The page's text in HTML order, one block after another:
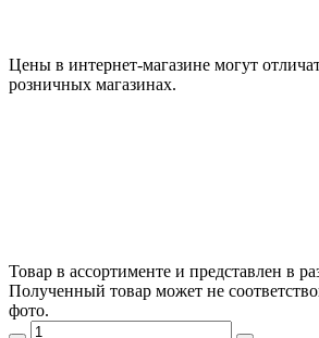
Цены в интернет-магазине могут
розничных магазинах.
Товар в ассортименте и представлен в
Полученный товар может не
фото.